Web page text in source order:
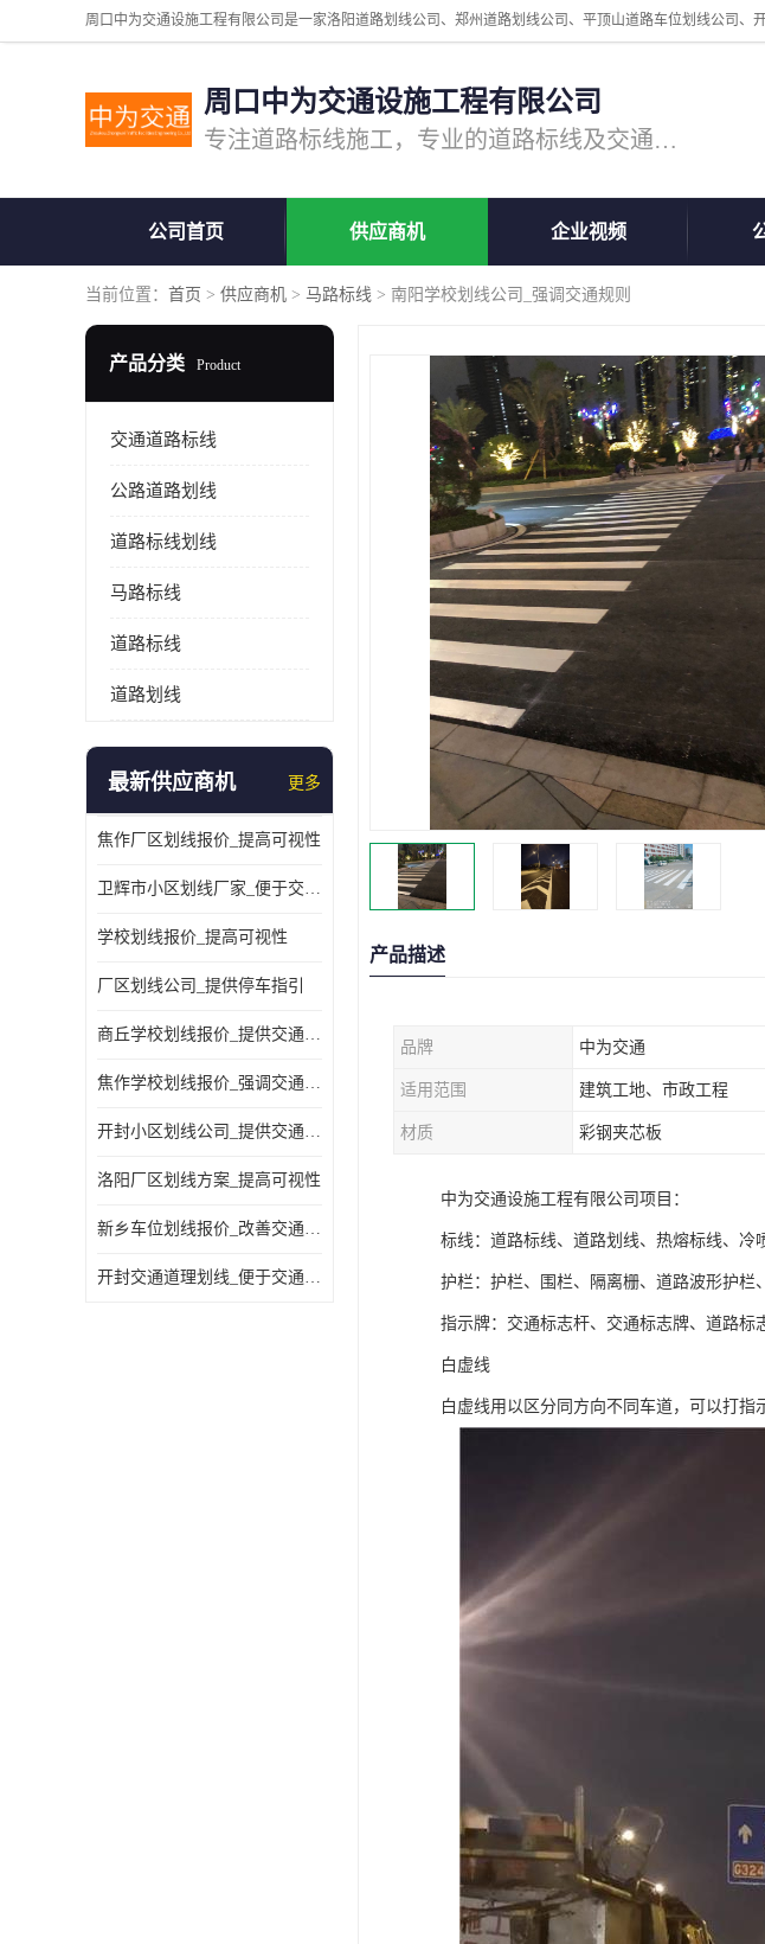
周口中为交通设施工程有限公司
专注道路标线施工，专业的道路标线及交通设施施工服务商!
公司首页 供应商机 企业视频
当前位置： 首页 > 供应商机 > 马路标线 > 南阳学校划线公司_强调交通规则
产品分类 Product
交通道路标线
公路道路划线
道路标线划线
马路标线
道路标线
道路划线
最新供应商机 更多
焦作厂区划线报价_提高可视性
卫辉市小区划线厂家_便于交通管理
学校划线报价_提高可视性
厂区划线公司_提供停车指引
商丘学校划线报价_提供交通信息
焦作学校划线报价_强调交通规则
开封小区划线公司_提供交通信息
洛阳厂区划线方案_提高可视性
新乡车位划线报价_改善交通效率
开封交通道理划线_便于交通管理
产品描述
品牌 中为交通
适用范围 建筑工地、市政工程
材质 彩钢夹芯板
中为交通设施工程有限公司项目：
标线：道路标线、道路划线、热熔标线、冷
护栏：护栏、围栏、隔离栅、道路波形护栏
指示牌：交通标志杆、交通标志牌、道路
白虚线
白虚线用以区分同方向不同车道，可以打指